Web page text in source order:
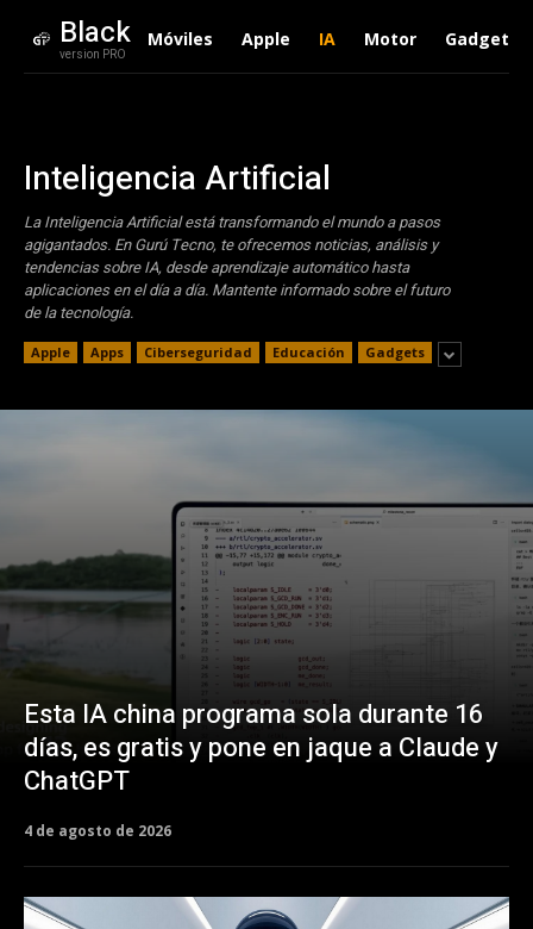
Black
version PRO
Móviles Apple IA Motor Gadgets
Inteligencia Artificial
La Inteligencia Artificial está transformando el mundo a pasos
agigantados. En Gurú Tecno, te ofrecemos noticias, análisis y
tendencias sobre IA, desde aprendizaje automático hasta
aplicaciones en el día a día. Mantente informado sobre el futuro
de la tecnología.
Apple Apps Ciberseguridad Educación Gadgets
Esta IA china programa sola durante 16
días, es gratis y pone en jaque a Claude y
ChatGPT
4 de agosto de 2026